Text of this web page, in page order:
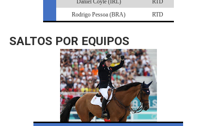
Daniel Coyle (IRL)
RTD
Rodrigo Pessoa (BRA)
RTD
SALTOS POR EQUIPOS